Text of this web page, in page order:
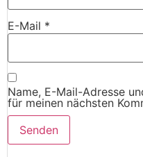
E-Mail *
Name, E-Mail-Adresse
für meinen nächsten